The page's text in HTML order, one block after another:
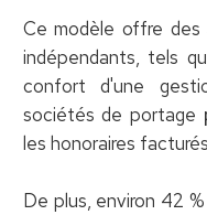
Ce modèle offre des
indépendants, tels
confort d'une
sociétés de portage
les honoraires
De plus, environ 42